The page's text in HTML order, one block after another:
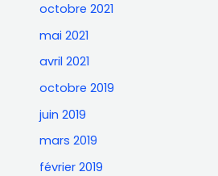
octobre 2021
mai 2021
avril 2021
octobre 2019
juin 2019
mars 2019
février 2019